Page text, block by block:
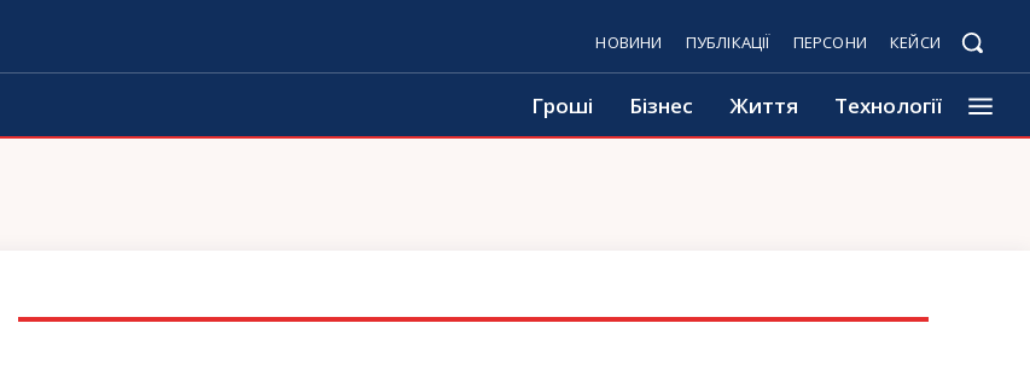
НОВИНИ ПУБЛІКАЦІЇ ПЕРСОНИ КЕЙСИ
Гроші Бізнес Життя Технології